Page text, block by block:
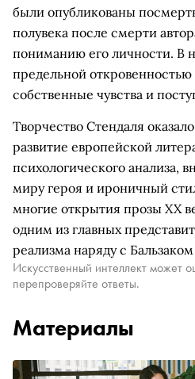
были опубликованы
полувека после смерти
пониманию его личности. В
предельной откровенностью
собственные чувства и
Творчество Стендаля
развитие европейской
психологического анализа,
миру героя и ироничный
многие открытия прозы XX
одним из главных
реализма наряду с
Искусственный интеллект может
перепроверяйте ответы.
Материалы